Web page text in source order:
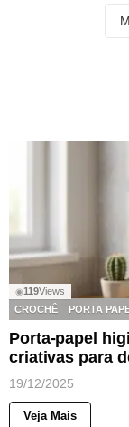
◉119Views
CROCHÊ
PORTA
Porta-papel
criativas para
19/12/2025
Veja Mais